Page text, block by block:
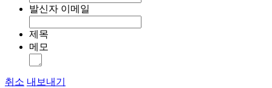
발신자 이메일
제목
메모
취소 내보내기